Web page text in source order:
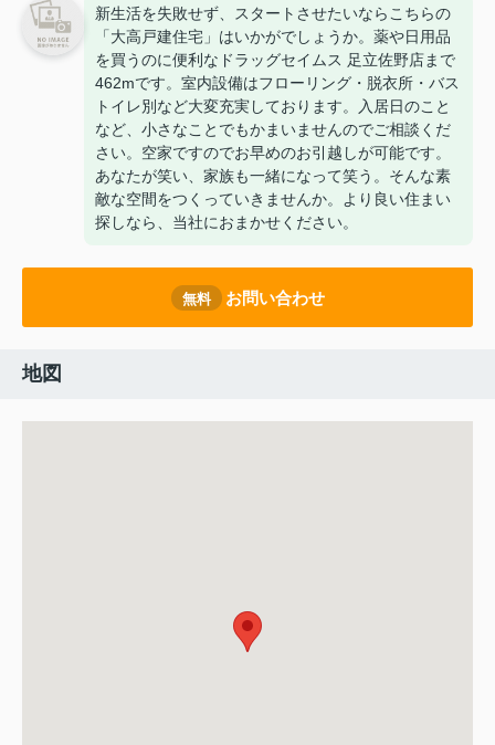
新生活を失敗せず、スタートさせたいならこちらの
「大高戸建住宅」はいかがでしょうか。薬や日用品
を買うのに便利なドラッグセイムス 足立佐野店まで
462mです。室内設備はフローリング・脱衣所・バス
トイレ別など大変充実しております。入居日のこと
など、小さなことでもかまいませんのでご相談くだ
さい。空家ですのでお早めのお引越しが可能です。
あなたが笑い、家族も一緒になって笑う。そんな素
敵な空間をつくっていきませんか。より良い住まい
探しなら、当社におまかせください。
無料 お問い合わせ
地図